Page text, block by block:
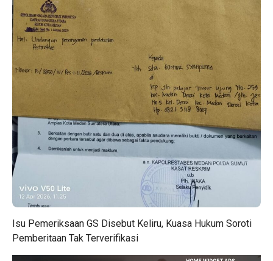
Isu Pemeriksaan GS Disebut Keliru, Kuasa Hukum Soroti
Pemberitaan Tak Terverifikasi